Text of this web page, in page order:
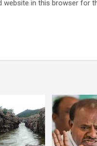
website in this browser for